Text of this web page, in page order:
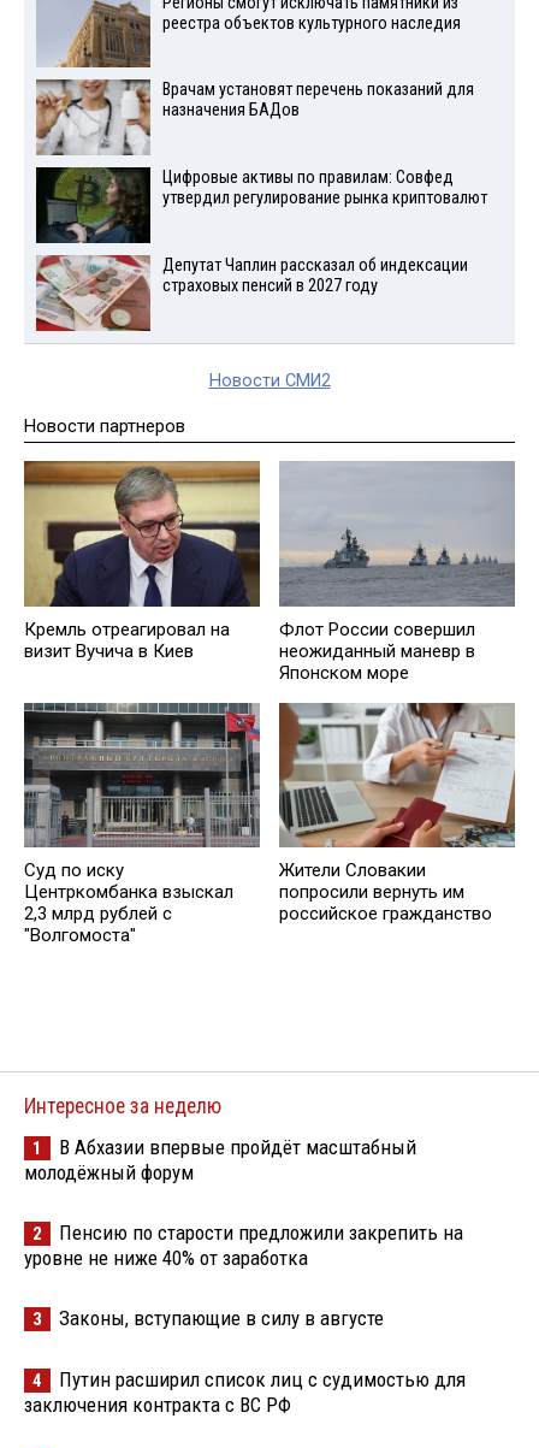
реестра объектов культурного наследия
Врачам установят перечень показаний для
назначения БАДов
Цифровые активы по правилам: Совфед
утвердил регулирование рынка криптовалют
Депутат Чаплин рассказал об индексации
страховых пенсий в 2027 году
Новости СМИ2
Новости партнеров
Кремль отреагировал на
визит Вучича в Киев
Флот России совершил
неожиданный маневр в
Японском море
Суд по иску
Центркомбанка взыскал
2,3 млрд рублей с
"Волгомоста"
Жители Словакии
попросили вернуть им
российское гражданство
Интересное за неделю
1
В Абхазии впервые пройдёт масштабный
молодёжный форум
2
Пенсию по старости предложили закрепить на
уровне не ниже 40% от заработка
3 Законы, вступающие в силу в августе
4
Путин расширил список лиц с судимостью для
заключения контракта с ВС РФ